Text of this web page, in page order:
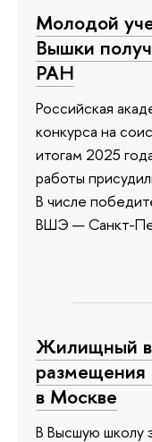
Молодой
Вышки
РАН
Российская
конкурса на
итогам 2025
работы
В числе
ВШЭ — Санкт-
Жилищный
в Москве
В Высшую школу